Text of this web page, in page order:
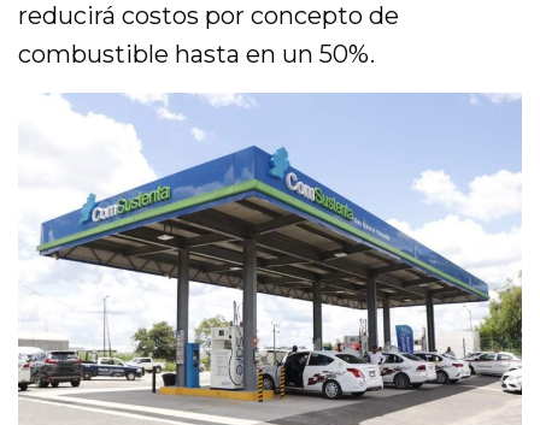
reducirá costos por concepto de
combustible hasta en un 50%.